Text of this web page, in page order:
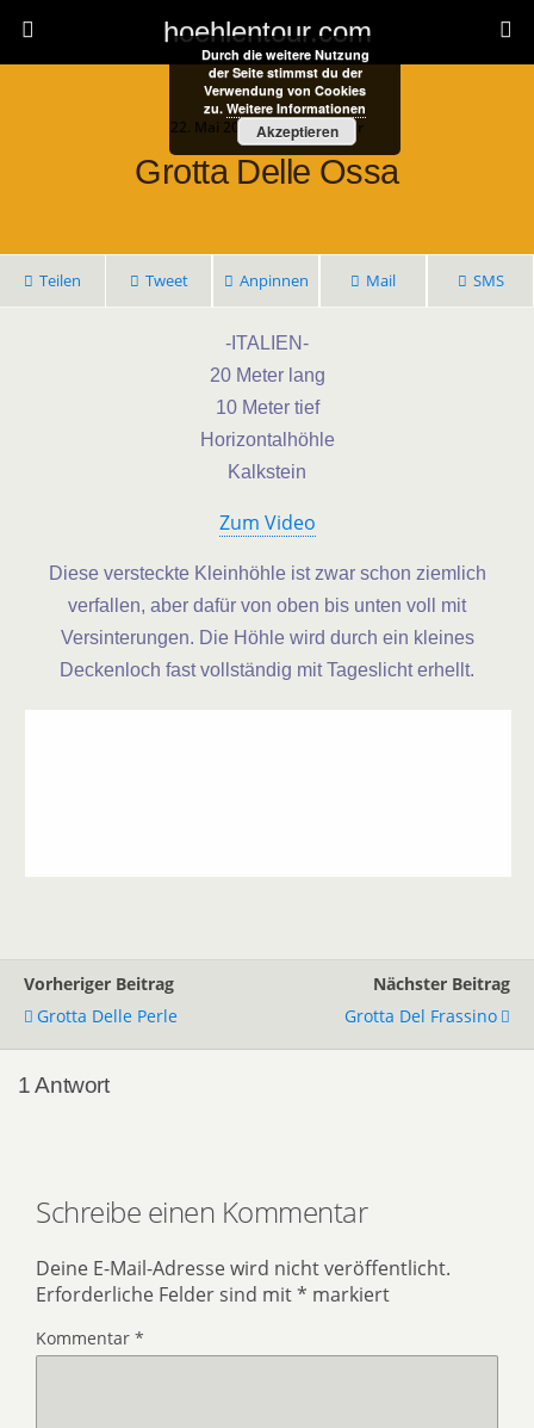
hoehlentour.com
22. Mai 2024 • 1 Kommentar
Grotta Delle Ossa
Teilen Tweet Anpinnen Mail SMS
-ITALIEN-
20 Meter lang
10 Meter tief
Horizontalhöhle
Kalkstein
Zum Video
Diese versteckte Kleinhöhle ist zwar schon ziemlich
verfallen, aber dafür von oben bis unten voll mit
Versinterungen. Die Höhle wird durch ein kleines
Deckenloch fast vollständig mit Tageslicht erhellt.
Vorheriger Beitrag
Grotta Delle Perle
Nächster Beitrag
Grotta Del Frassino
1 Antwort
Schreibe einen Kommentar
Deine E-Mail-Adresse wird nicht veröffentlicht.
Erforderliche Felder sind mit* markiert
Kommentar *
Durch die weitere Nutzung
der Seite stimmst du der
Verwendung von Cookies
zu. Weitere Informationen
Akzeptieren